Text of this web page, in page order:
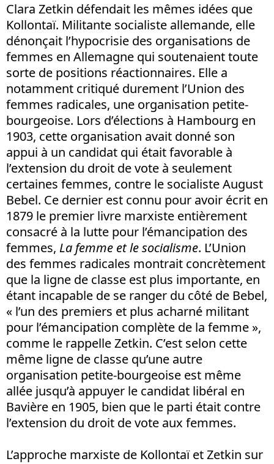
Clara Zetkin défendait les mêmes idées que
Kollontaï. Militante socialiste allemande, elle
dénonçait l’hypocrisie des organisations de
femmes en Allemagne qui soutenaient toute
sorte de positions réactionnaires. Elle a
notamment critiqué durement l’Union des
femmes radicales, une organisation petite-
bourgeoise. Lors d’élections à Hambourg en
1903, cette organisation avait donné son
appui à un candidat qui était favorable à
l’extension du droit de vote à seulement
certaines femmes, contre le socialiste August
Bebel. Ce dernier est connu pour avoir écrit en
1879 le premier livre marxiste entièrement
consacré à la lutte pour l’émancipation des
femmes, La femme et le socialisme. L’Union
des femmes radicales montrait concrètement
que la ligne de classe est plus importante, en
étant incapable de se ranger du côté de Bebel,
« l’un des premiers et plus acharné militant
pour l’émancipation complète de la femme »,
comme le rappelle Zetkin. C’est selon cette
même ligne de classe qu’une autre
organisation petite-bourgeoise est même
allée jusqu’à appuyer le candidat libéral en
Bavière en 1905, bien que le parti était contre
l’extension du droit de vote aux femmes.
L’approche marxiste de Kollontaï et Zetkin sur